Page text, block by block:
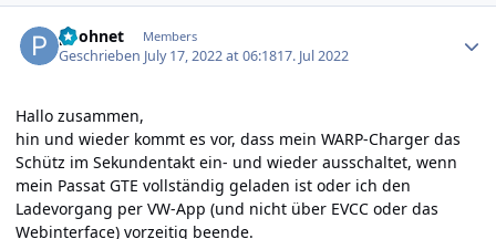
poohnet Members
Geschrieben July 17, 2022 at 06:1817. Jul 2022
Hallo zusammen,
hin und wieder kommt es vor, dass mein WARP-Charger das
Schütz im Sekundentakt ein- und wieder ausschaltet, wenn
mein Passat GTE vollständig geladen ist oder ich den
Ladevorgang per VW-App (und nicht über EVCC oder das
Webinterface) vorzeitig beende.